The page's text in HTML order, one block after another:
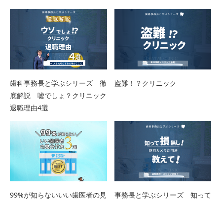
歯科事務長と学ぶシリーズ 徹
底解説 嘘でしょ？クリニック
退職理由4選
盗難！？クリニック
99%が知らないいい歯医者の見
事務長と学ぶシリーズ 知って